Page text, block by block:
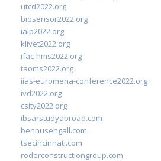
utcd2022.org
biosensor2022.org
ialp2022.org
klivet2022.org
ifac-hms2022.org
taoms2022.org
iias-euromena-conference2022.org
ivd2022.org
csity2022.org
ibsarstudyabroad.com
bennusehgall.com
tsecincinnati.com
roderconstructiongroup.com